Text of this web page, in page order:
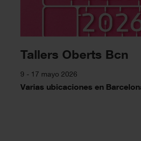
Tallers Oberts Bcn
9 - 17 mayo 2026
Varias ubicaciones en